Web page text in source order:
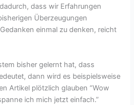
dass wir Erfahrungen
Überzeugungen
einmal zu denken, reicht
bisher gelernt hat, dass
dann wird es beispielsweise
Artikel plötzlich glauben “Wow
ich mich jetzt einfach.”